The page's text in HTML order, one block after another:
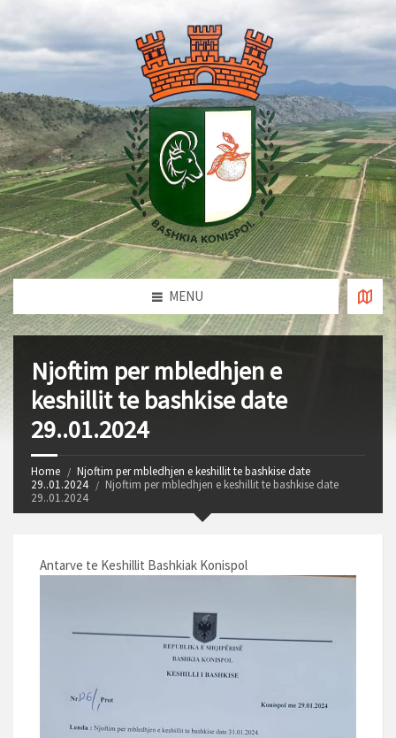
MENU
Njoftim per mbledhjen e
keshillit te bashkise date
29..01.2024
Home
Njoftim per mbledhjen e keshillit te bashkise date
29..01.2024
Njoftim per mbledhjen e keshillit te bashkise date
29..01.2024
Antarve te Keshillit Bashkiak Konispol